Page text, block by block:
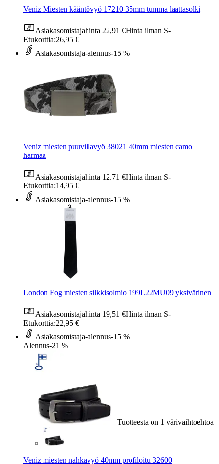
Veniz Miesten kääntövyö 17210 35mm tumma laattasolki
Asiakasomistajahinta 22,91 €Hinta ilman S-
Etukorttia:26,95 €
Asiakasomistaja-alennus-15 %
Veniz miesten puuvillavyö 38021 40mm miesten camo
harmaa
Asiakasomistajahinta 12,71 €Hinta ilman S-
Etukorttia:14,95 €
Asiakasomistaja-alennus-15 %
London Fog miesten silkkisolmio 199L22MU09 yksivärinen
Asiakasomistajahinta 19,51 €Hinta ilman S-
Etukorttia:22,95 €
Asiakasomistaja-alennus-15 %
Alennus-21 %
Tuotteesta on 1 värivaihtoehtoa
Veniz miesten nahkavyö 40mm profiloitu 32600